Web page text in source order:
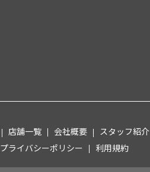
店舗一覧 会社概要
スタッフ紹介
プライバシーポリシー 利用規約